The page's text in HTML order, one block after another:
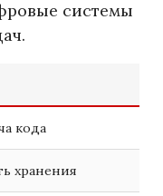
системы
кода
хранения